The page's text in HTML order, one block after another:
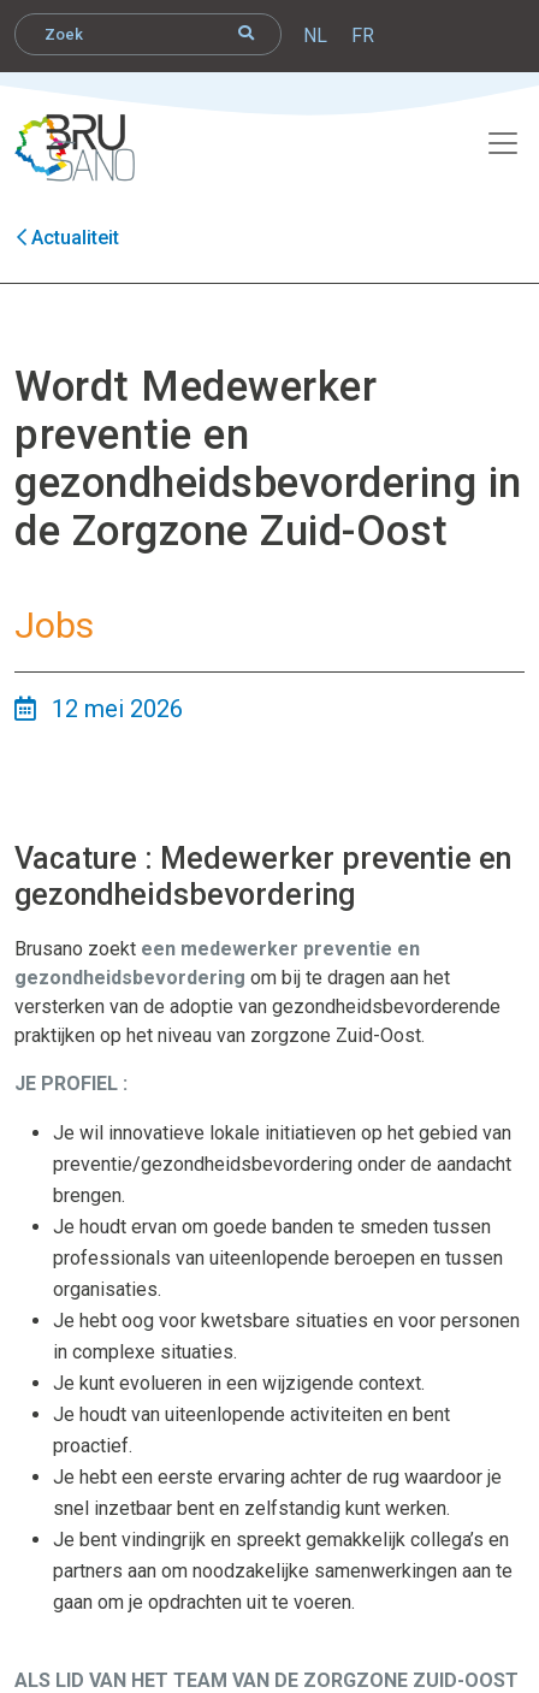
NL FR
Actualiteit
Wordt Medewerker
preventie en
gezondheidsbevordering in
de Zorgzone Zuid-Oost
Jobs
12 mei 2026
Vacature : Medewerker preventie en
gezondheidsbevordering
Brusano zoekt een medewerker preventie en
gezondheidsbevordering om bij te dragen aan het
versterken van de adoptie van gezondheidsbevorderende
praktijken op het niveau van zorgzone Zuid-Oost.
JE PROFIEL :
Je wil innovatieve lokale initiatieven op het gebied van
preventie/gezondheidsbevordering onder de aandacht
brengen.
Je houdt ervan om goede banden te smeden tussen
professionals van uiteenlopende beroepen en tussen
organisaties.
Je hebt oog voor kwetsbare situaties en voor personen
in complexe situaties.
Je kunt evolueren in een wijzigende context.
Je houdt van uiteenlopende activiteiten en bent
proactief.
Je hebt een eerste ervaring achter de rug waardoor je
snel inzetbaar bent en zelfstandig kunt werken.
Je bent vindingrijk en spreekt gemakkelijk collega’s en
partners aan om noodzakelijke samenwerkingen aan te
gaan om je opdrachten uit te voeren.
ALS LID VAN HET TEAM VAN DE ZORGZONE ZUID-OOST